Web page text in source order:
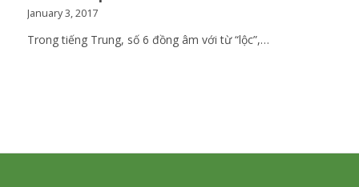
January 3, 2017
Trong tiếng Trung, số 6 đồng âm với từ “lộc”,…